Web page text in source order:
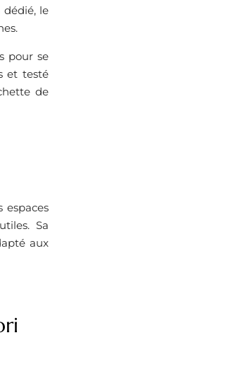
dédié, le
pour se
et testé
de
espaces
Sa
aux